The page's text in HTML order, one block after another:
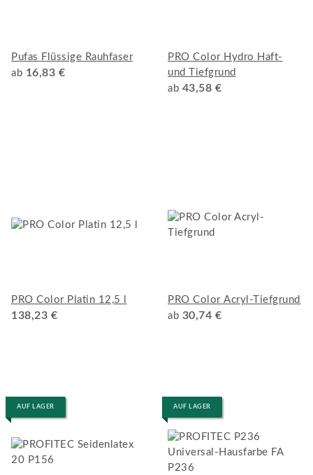
Pufas Flüssige Rauhfaser
ab 16,83 €
PRO Color Hydro Haft-
und Tiefgrund
ab 43,58 €
PRO Color Platin 12,5 l
138,23 €
PRO Color Acryl-Tiefgrund
ab 30,74 €
AUF LAGER AUF LAGER